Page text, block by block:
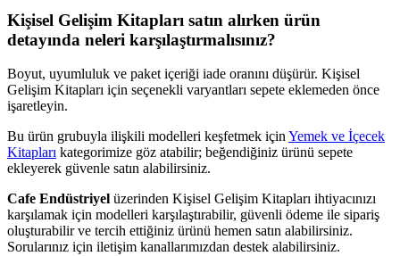
Kişisel Gelişim Kitapları satın alırken ürün
detayında neleri karşılaştırmalısınız?
Boyut, uyumluluk ve paket içeriği iade oranını düşürür. Kişisel
Gelişim Kitapları için seçenekli varyantları sepete eklemeden önce
işaretleyin.
Bu ürün grubuyla ilişkili modelleri keşfetmek için Yemek ve İçecek
Kitapları kategorimize göz atabilir; beğendiğiniz ürünü sepete
ekleyerek güvenle satın alabilirsiniz.
Cafe Endüstriyel üzerinden Kişisel Gelişim Kitapları ihtiyacınızı
karşılamak için modelleri karşılaştırabilir, güvenli ödeme ile sipariş
oluşturabilir ve tercih ettiğiniz ürünü hemen satın alabilirsiniz.
Sorularınız için iletişim kanallarımızdan destek alabilirsiniz.